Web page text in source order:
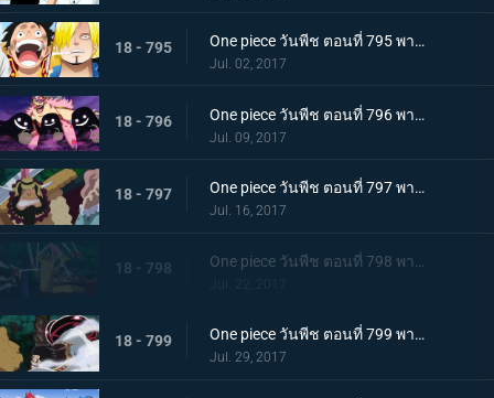
18 - 795 One piece วันพีช ตอนที่ 795 พากย์ไทย ความทะเยอทะยานที่ยิ่งใหญ่ บิ๊กมัมกับซีซ่าร์
Jul. 02, 2017
18 - 796 One piece วันพีช ตอนที่ 796 พากย์ไทย ดินแดนแห่งวิญญาณ ความสามารถที่น่ากลัวของมัม
Jul. 09, 2017
18 - 797 One piece วันพีช ตอนที่ 797 พากย์ไทย หัวหน้าใหญ่ ! 1 ใน 3 แม่ทัพแครกเกอร์ปรากฏตัว
Jul. 16, 2017
18 - 798
Jul. 22, 2017
18 - 799 One piece วันพีช ตอนที่ 799 พากย์ไทย การปะทะสุดกำลัง เกียร์สี่ VS พลังบิสบิส
Jul. 29, 2017